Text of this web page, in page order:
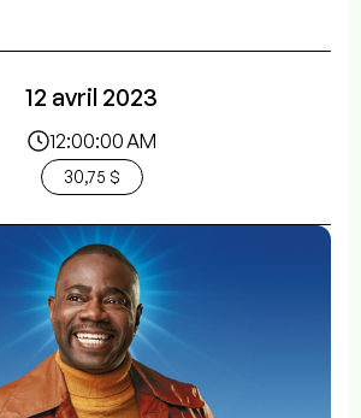
12 avril 2023
12:00:00 AM
30,75 $